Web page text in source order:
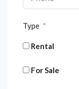
Type
Rental
For Sale